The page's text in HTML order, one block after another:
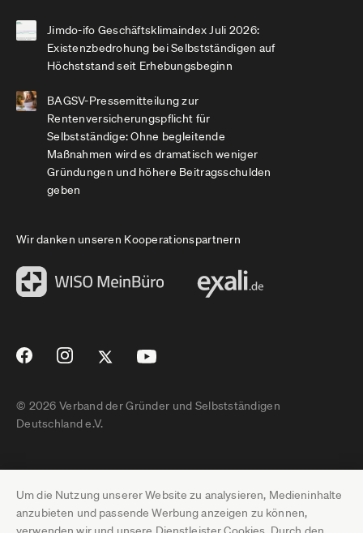
Um die Nutzung unserer Website zu analysieren, Medieninhalte
anzubieten und passende Werbung anzeigen zu können,
Jimdo-ifo Geschäftsklimaindex Juli 2026:
Existenzbedrohung bei Selbstständigen auf
Höchststand seit Erhebungsbeginn
BAGSV-Pressemitteilung zur
Rentenversicherungspflicht für
Selbstständige: Ohne begleitende
Maßnahmen wird es dramatisch weniger
Gründungen und höhere Beitragsschulden
geben
Wir danken unseren Kooperationspartnern
© 2026 Verband der Gründer und Selbstständigen
Deutschland e.V.
Impressum
Datenschutz